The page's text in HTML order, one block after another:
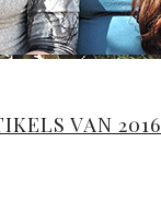
VAN 2016